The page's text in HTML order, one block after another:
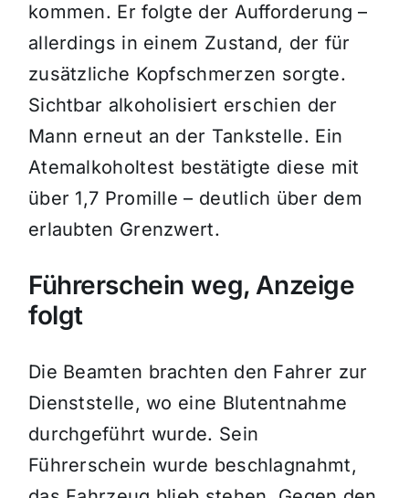
kommen. Er folgte der Aufforderung –
allerdings in einem Zustand, der für
zusätzliche Kopfschmerzen sorgte.
Sichtbar alkoholisiert erschien der
Mann erneut an der Tankstelle. Ein
Atemalkoholtest bestätigte diese mit
über 1,7 Promille – deutlich über dem
erlaubten Grenzwert.
Führerschein weg, Anzeige
folgt
Die Beamten brachten den Fahrer zur
Dienststelle, wo eine Blutentnahme
durchgeführt wurde. Sein
Führerschein wurde beschlagnahmt,